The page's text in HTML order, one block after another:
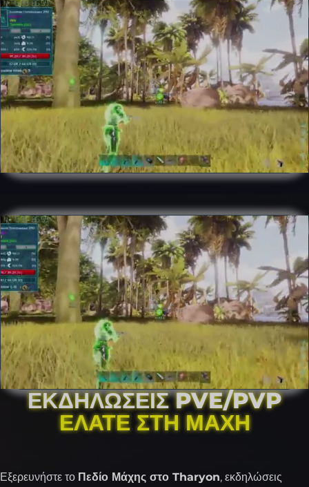
ΕΚΔΗΛΏΣΕΙΣ PVE/PVP
ΕΛΆΤΕ ΣΤΗ ΜΆΧΗ
Εξερευνήστε το Πεδίο Μάχης στο Tharyon, εκδηλώσεις